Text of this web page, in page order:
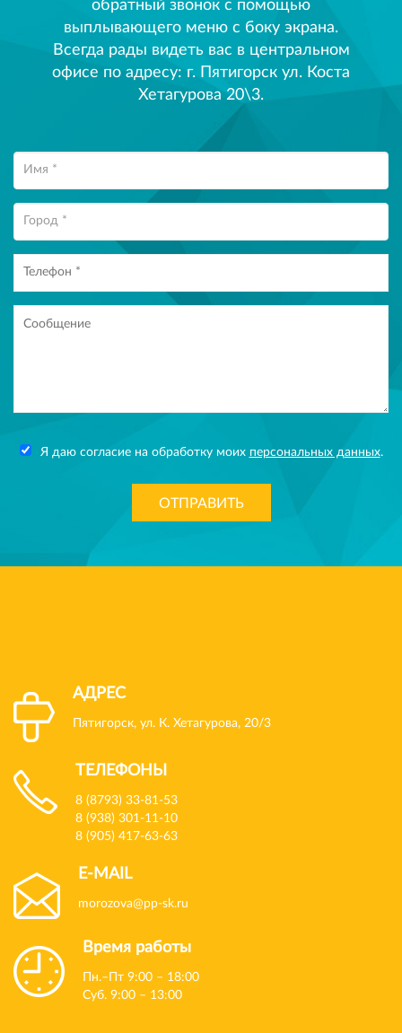
обратный звонок с помощью
выплывающего меню с боку экрана.
Всегда рады видеть вас в центральном
офисе по адресу: г. Пятигорск ул. Коста
Хетагурова 20\3.
Я даю согласие на обработку моих персональных данных.
ОТПРАВИТЬ
АДРЕС
Пятигорск, ул. К. Хетагурова, 20/3
ТЕЛЕФОНЫ
8 (8793) 33-81-53
8 (938) 301-11-10
8 (905) 417-63-63
E-MAIL
morozova@pp-sk.ru
Время работы
Пн.–Пт 9:00 – 18:00
Суб. 9:00 – 13:00